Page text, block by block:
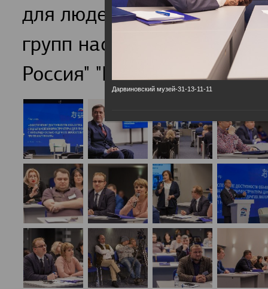
для людей с
групп населения
Россия" "Единая страна-
Дарвиновский музей-31-13-11-11